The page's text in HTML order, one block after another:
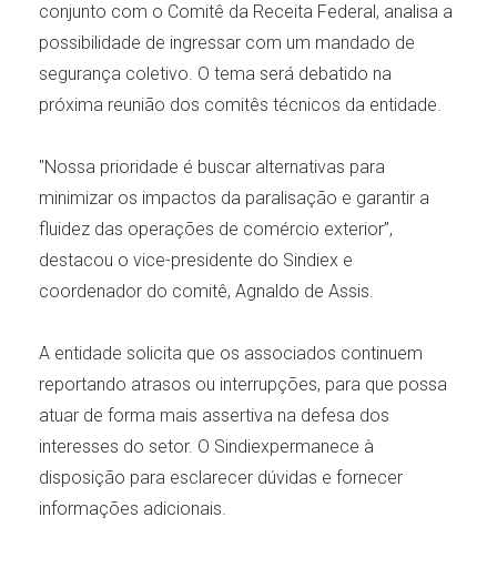
conjunto com o Comitê da Receita Federal, analisa a
possibilidade de ingressar com um mandado de
segurança coletivo. O tema será debatido na
próxima reunião dos comitês técnicos da entidade.
"Nossa prioridade é buscar alternativas para
minimizar os impactos da paralisação e garantir a
fluidez das operações de comércio exterior”,
destacou o vice-presidente do Sindiex e
coordenador do comitê, Agnaldo de Assis.
A entidade solicita que os associados continuem
reportando atrasos ou interrupções, para que possa
atuar de forma mais assertiva na defesa dos
interesses do setor. O Sindiexpermanece à
disposição para esclarecer dúvidas e fornecer
informações adicionais.